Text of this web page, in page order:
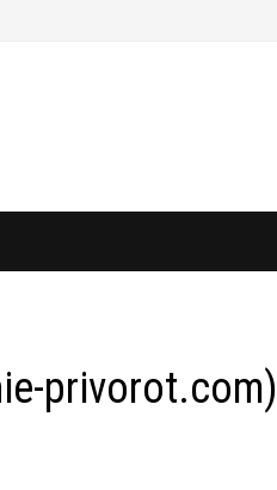
privorot.com)